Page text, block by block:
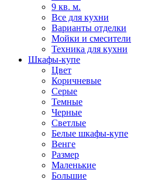
9 кв. м.
Все для кухни
Варианты отделки
Мойки и смесители
Техника для кухни
Шкафы-купе
Цвет
Коричневые
Серые
Темные
Черные
Светлые
Белые шкафы-купе
Венге
Размер
Маленькие
Большие